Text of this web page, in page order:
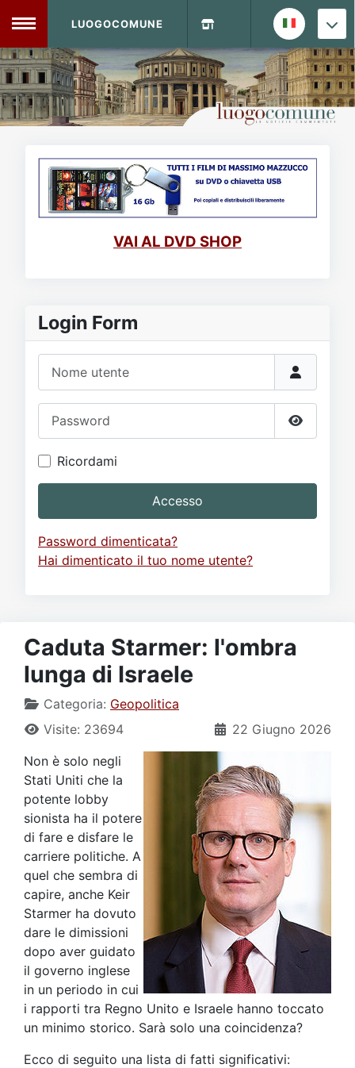
MENU
Home
DVD Shop
Sito
Forum
LUOGOCOMUNE
VAI AL DVD SHOP
Login Form
Mostra
Ricordami
Accesso
Password dimenticata?
Hai dimenticato il tuo nome utente?
Caduta Starmer: l'ombra
lunga di Israele
Categoria: Geopolitica
22 Giugno 2026
Visite: 23694
Non è solo negli
Stati Uniti che la
potente lobby
sionista ha il potere
di fare e disfare le
carriere politiche. A
quel che sembra di
capire, anche Keir
Starmer ha dovuto
dare le dimissioni
dopo aver guidato
il governo inglese
in un periodo in cui
i rapporti tra Regno Unito e Israele hanno toccato
un minimo storico. Sarà solo una coincidenza?
Ecco di seguito una lista di fatti significativi: